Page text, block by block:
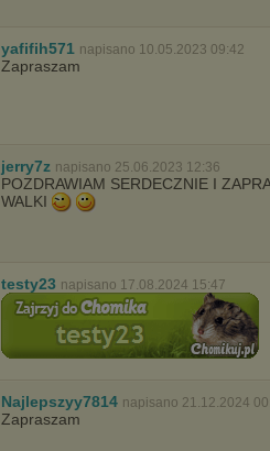
yafifih571 napisano 10.05.2023 09:42
Zapraszam
jerry7z napisano 25.06.2023 12:36
POZDRAWIAM SERDECZNIE I
WALKI
testy23 napisano 17.08.2024 15:47
Najlepszyy7814 napisano 21.12.2024
Zapraszam